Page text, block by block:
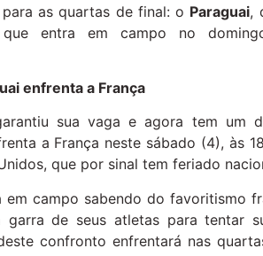
as quartas de final: o Paraguai,
entra em campo no
enfrenta a França
sua vaga e agora tem um
a França neste sábado (4), às
que por sinal tem feriado
em campo sabendo do favoritismo
garra de seus atletas para tentar
confronto enfrentará nas